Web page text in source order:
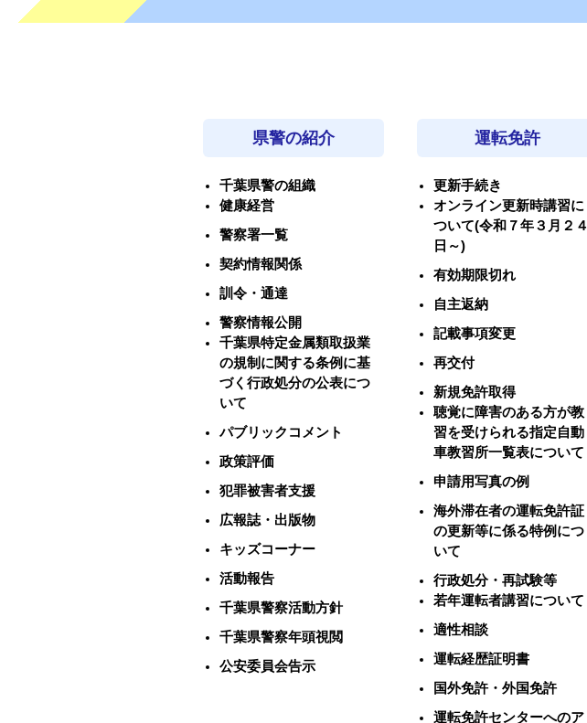
県警の紹介
千葉県警の組織
健康経営
警察署一覧
契約情報関係
訓令・通達
警察情報公開
千葉県特定金属類取扱業
の規制に関する条例に基
づく行政処分の公表につ
いて
パブリックコメント
政策評価
犯罪被害者支援
広報誌・出版物
キッズコーナー
活動報告
千葉県警察活動方針
千葉県警察年頭視閲
公安委員会告示
運転免許
更新手続き
オンライン更新時講習に
ついて(令和７年３月２４
日～)
有効期限切れ
自主返納
記載事項変更
再交付
新規免許取得
聴覚に障害のある方が教
習を受けられる指定自動
車教習所一覧表について
申請用写真の例
海外滞在者の運転免許証
の更新等に係る特例につ
いて
行政処分・再試験等
若年運転者講習について
適性相談
運転経歴証明書
国外免許・外国免許
運転免許センターへのア